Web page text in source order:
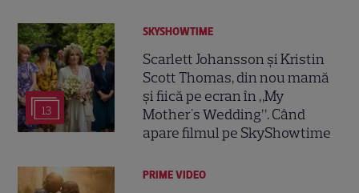
13
SKYSHOWTIME
Scarlett Johansson și Kristin
Scott Thomas, din nou mamă
și fiică pe ecran în „My
Mother's Wedding”. Când
apare filmul pe SkyShowtime
PRIME VIDEO